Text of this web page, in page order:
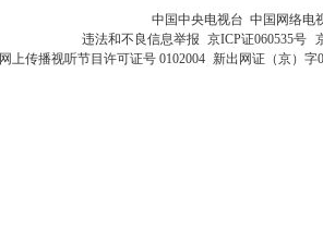
中国中央电视台 中国网络电
违法和不良信息举报 京ICP证060535号
网上传播视听节目许可证号 0102004 新出网证（京）